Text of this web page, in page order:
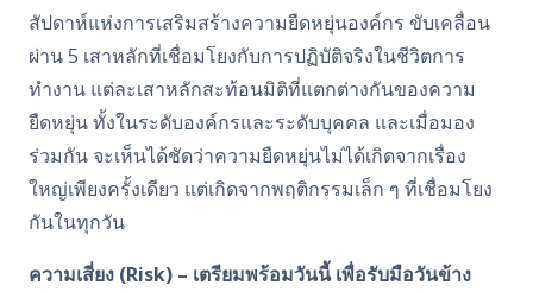
สัปดาห์แห่งการเสริมสร้างความยืดหยุ่นองค์กร ขับเคลื่อน
ผ่าน5 เสาหลักที่เชื่อมโยงกับการปฏิบัติจริงในชีวิตการ
ทำงาน แต่ละเสาหลักสะท้อนมิติที่แตกต่างกันของความ
ยืดหยุ่น ทั้งในระดับองค์กรและระดับบุคคล และเมื่อมอง
ร่วมกัน จะเห็นได้ชัดว่าความยืดหยุ่นไม่ได้เกิดจากเรื่อง
ใหญ่เพียงครั้งเดียว แต่เกิดจากพฤติกรรมเล็ก ๆ ที่เชื่อมโยง
กันในทุกวัน
ความเสี่ยง (Risk) – เตรียมพร้อมวันนี้ เพื่อรับมือวันข้าง